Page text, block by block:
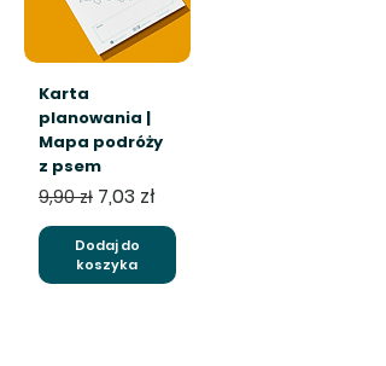
Karta
planowania |
Mapa podróży
z psem
Regularna cena
9,90 zł Cena rabatowa
7,03 zł
Dodaj do
koszyka